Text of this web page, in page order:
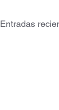
Entradas